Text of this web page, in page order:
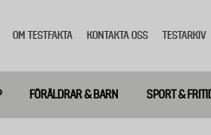
meny
OM TESTFAKTA KONTAKTA OSS TESTARKIV
FÖRÄLDRAR & BARN SPORT &